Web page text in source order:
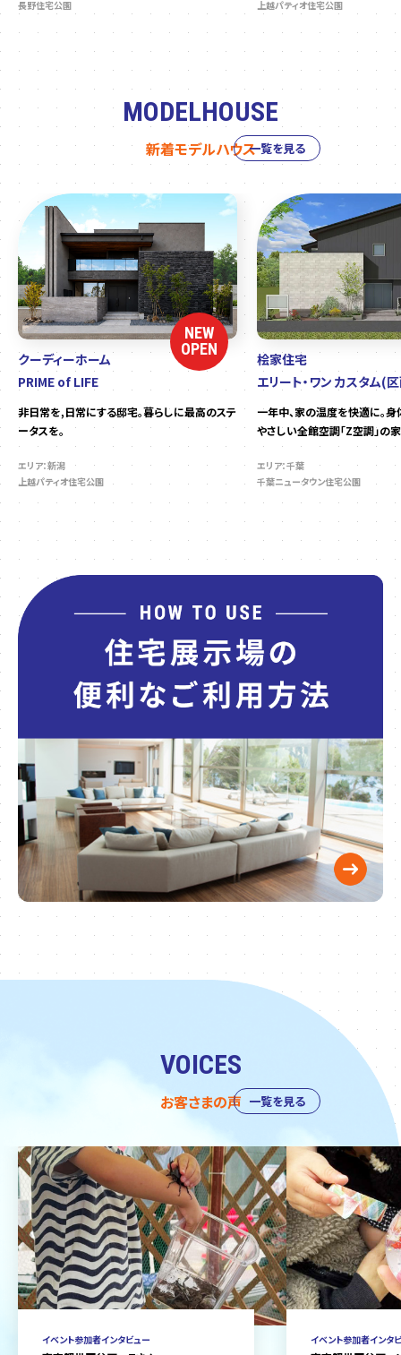
長野住宅公園
上越パティオ住宅公園
MODELHOUSE
新着モデルハウス
NEW
OPEN
クーディーホーム
PRIME of LIFE
非日常を,日常にする邸宅。暮らしに最高のステ
ータスを。
エリア：新潟
上越パティオ住宅公園
桧家住宅
エリート・ワン カスタム(
一年中、家の温度を快適に。
やさしい全館空調「Z空調」の家
エリア：千葉
千葉ニュータウン住宅公園
一覧を見る
VOICES
お客さまの声
イベント参加者インタビュー イベント参加者インタ
一覧を見る